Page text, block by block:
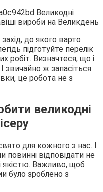
до якого варто
підготуйте перелік
робіт. Визначтеся, що і
звичайно ж запасіться
це робота не з
великодні
для кожного з нас. І
повинні відповідати не
якістю. Важливо, щоб
було зроблено з